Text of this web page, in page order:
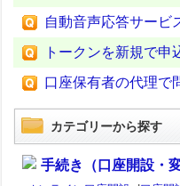
自動音声応答サービ
トークンを新規で
口座保有者の代理で
カテゴリーから探す
手続き（口座開設・